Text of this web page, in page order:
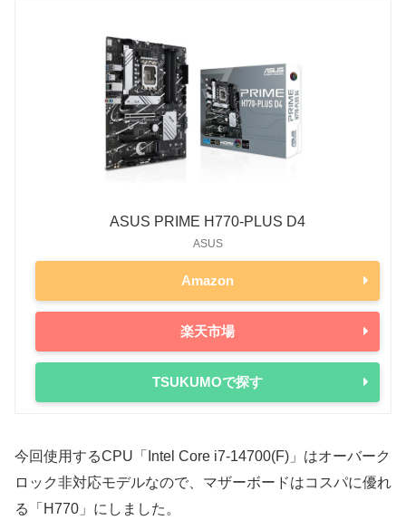
ASUS PRIME H770-PLUS D4
ASUS
Amazon
楽天市場
TSUKUMOで探す
今回使用するCPU「Intel Core i7-14700(F)」はオーバーク
ロック非対応モデルなので、マザーボードはコスパに優れ
る「H770」にしました。